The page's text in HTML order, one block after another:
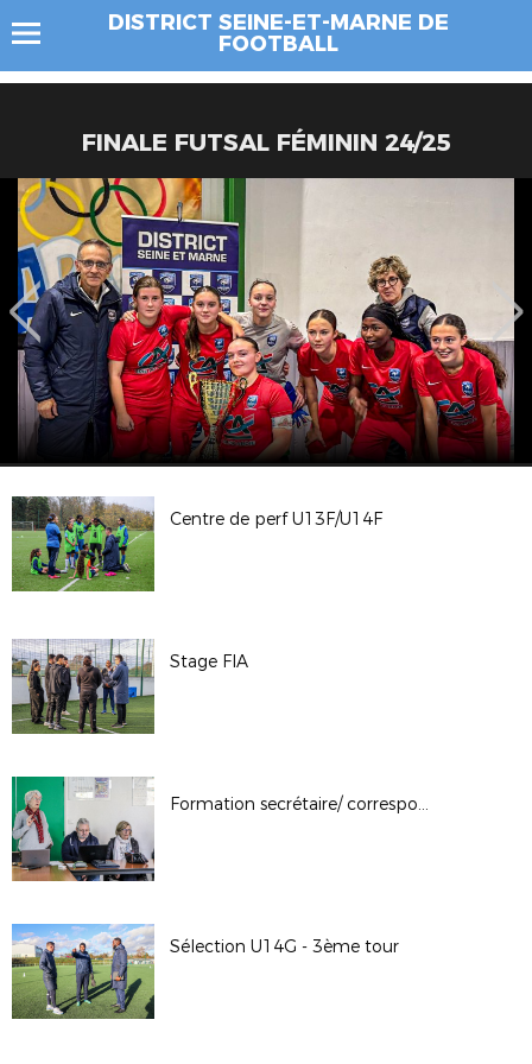
DISTRICT SEINE-ET-MARNE DE
FOOTBALL
FINALE FUTSAL FÉMININ 24/25
Centre de perf U13F/U14F
Stage FIA
Formation secrétaire/ correspondant
Sélection U14G - 3ème tour